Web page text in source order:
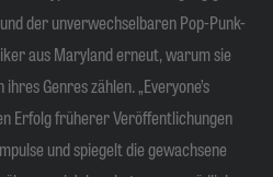
der unverwechselbaren Pop-Punk-
aus Maryland erneut, warum sie
Genres zählen. „Everyone’s
Erfolg früherer Veröffentlichungen
und spiegelt die gewachsene